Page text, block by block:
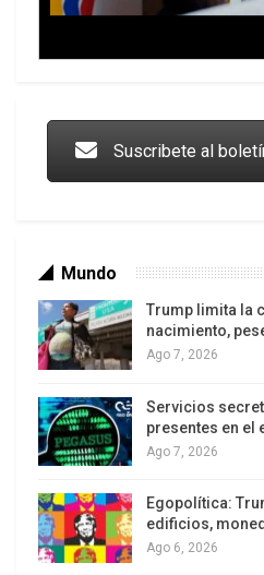
Texto tomado de la
Los latinos le van dando la
Suscribete al
Mundo
Trump limita la
nacimiento,
Ago 7, 2026
Servicios
presentes en el
Ago 7, 2026
Egopolítica:
edificios,
Ago 6, 2026